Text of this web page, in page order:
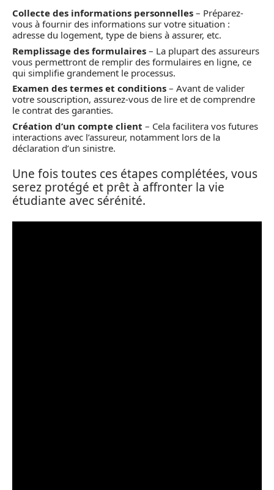
Collecte des informations personnelles – Préparez-
vous à fournir des informations sur votre situation :
adresse du logement, type de biens à assurer, etc.
Remplissage des formulaires – La plupart des assureurs
vous permettront de remplir des formulaires en ligne, ce
qui simplifie grandement le processus.
Examen des termes et conditions – Avant de valider
votre souscription, assurez-vous de lire et de comprendre
le contrat des garanties.
Création d’un compte client – Cela facilitera vos futures
interactions avec l’assureur, notamment lors de la
déclaration d’un sinistre.
Une fois toutes ces étapes complétées, vous
serez protégé et prêt à affronter la vie
étudiante avec sérénité.